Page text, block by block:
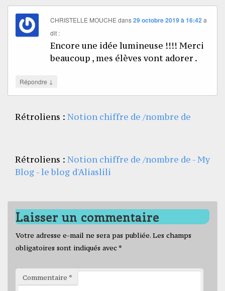
CHRISTELLE MOUCHE dans29 octobre 2019 à 16:42 a
dit :
Encore une idée lumineuse !!!! Merci
beaucoup , mes élèves vont adorer .
Répondre ↓
Rétroliens : Notion chiffre de /nombre de
Rétroliens : Notion chiffre de /nombre de - My
Blog - le blog d'Aliaslili
Laisser un commentaire
Votre adresse e-mail ne sera pas publiée. Les champs
obligatoires sont indiqués avec *
Commentaire *